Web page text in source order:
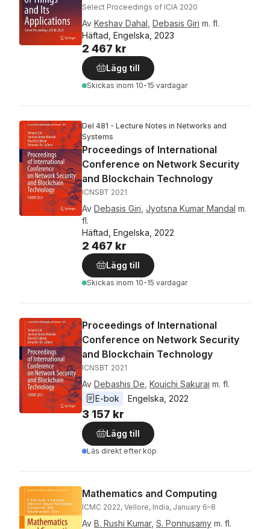
Select Proceedings of ICIA 2020
Av Keshav Dahal Debasis Giri m. fl.
Häftad, Engelska, 2023
2 467 kr
Lägg till
Skickas inom 10-15 vardagar
Del 481 - Lecture Notes in Networks and
Systems
Proceedings of International
Conference on Network Security
and Blockchain Technology
ICNSBT 2021
Av Debasis Giri Jyotsna Kumar Mandal m.
fl.
Häftad, Engelska, 2022
2 467 kr
Lägg till
Skickas inom 10-15 vardagar
Proceedings of International
Conference on Network Security
and Blockchain Technology
ICNSBT 2021
Av Debashis De Kouichi Sakurai m. fl.
E-bok
Engelska 2022
3 157 kr
Lägg till
Läs direkt efter köp
Mathematics and Computing
ICMC 2022, Vellore, India, January 6–8
Av B. Rushi Kumar, S. Ponnusamy m. fl.